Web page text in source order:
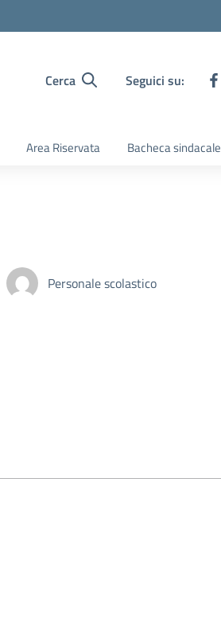
Cerca Seguici su:
Area Riservata Bacheca sindacale
Personale scolastico